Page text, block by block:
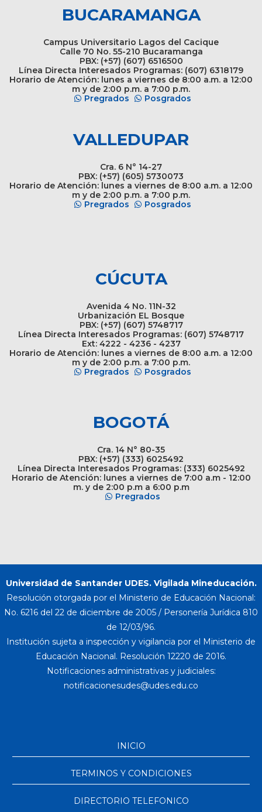
BUCARAMANGA
Campus Universitario Lagos del Cacique
Calle 70 No. 55-210 Bucaramanga
PBX: (+57) (607) 6516500
Línea Directa Interesados Programas: (607) 6318179
Horario de Atención: lunes a viernes de 8:00 a.m. a 12:00
m y de 2:00 p.m. a 7:00 p.m.
Pregrados
Posgrados
VALLEDUPAR
Cra. 6 N° 14-27
PBX: (+57) (605) 5730073
Horario de Atención: lunes a viernes de 8:00 a.m. a 12:00
m y de 2:00 p.m. a 7:00 p.m.
Pregrados
Posgrados
CÚCUTA
Avenida 4 No. 11N-32
Urbanización EL Bosque
PBX: (+57) (607) 5748717
Línea Directa Interesados Programas: (607) 5748717
Ext: 4222 - 4236 - 4237
Horario de Atención: lunes a viernes de 8:00 a.m. a 12:00
m y de 2:00 p.m. a 7:00 p.m.
Pregrados
Posgrados
BOGOTÁ
Cra. 14 N° 80-35
PBX: (+57) (333) 6025492
Línea Directa Interesados Programas: (333) 6025492
Horario de Atención: lunes a viernes de 7:00 a.m - 12:00
m. y de 2:00 p.m a 6:00 p.m
Pregrados
Universidad de Santander UDES. Vigilada Mineducación.
Resolución otorgada por el Ministerio de Educación Nacional:
No. 6216 del 22 de diciembre de 2005 / Personería Jurídica 810
de 12/03/96.
Institución sujeta a inspección y vigilancia por el Ministerio de
Educación Nacional. Resolución 12220 de 2016.
Notificaciones administrativas y judiciales:
INICIO
TERMINOS Y CONDICIONES
DIRECTORIO TELEFONICO